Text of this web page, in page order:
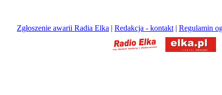
Zgłoszenie awarii Radia Elka | Redakcja - kontakt | Regulamin